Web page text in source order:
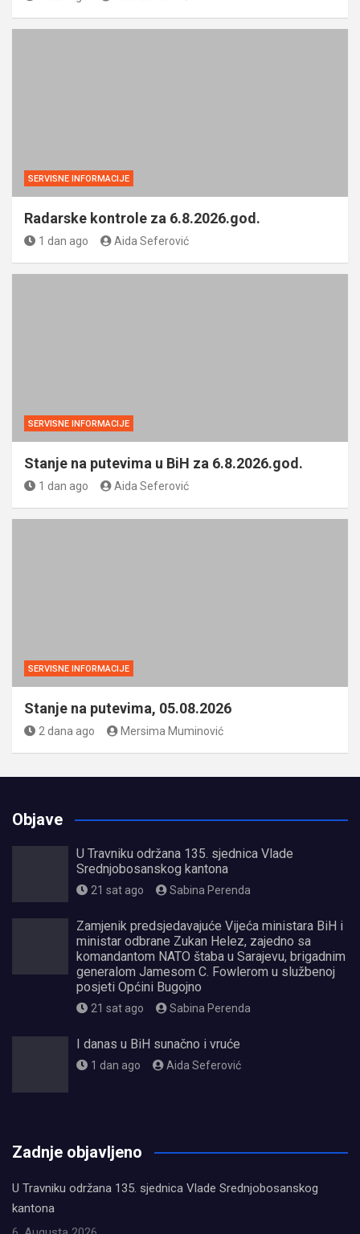
SERVISNE INFORMACIJE
Radarske kontrole za 6.8.2026.god.
1 dan ago Aida Seferović
SERVISNE INFORMACIJE
Stanje na putevima u BiH za 6.8.2026.god.
1 dan ago Aida Seferović
SERVISNE INFORMACIJE
Stanje na putevima, 05.08.2026
2 dana ago Mersima Muminović
Objave
U Travniku održana 135. sjednica Vlade
Srednjobosanskog kantona
21 sat ago Sabina Perenda
Zamjenik predsjedavajuće Vijeća ministara BiH i
ministar odbrane Zukan Helez, zajedno sa
komandantom NATO štaba u Sarajevu, brigadnim
generalom Jamesom C. Fowlerom u službenoj
posjeti Općini Bugojno
21 sat ago Sabina Perenda
I danas u BiH sunačno i vruće
1 dan ago Aida Seferović
Zadnje objavljeno
U Travniku održana 135. sjednica Vlade Srednjobosanskog
kantona